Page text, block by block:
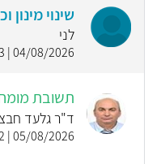
שינוי מינון
לני
04/08/2026 | 19:43
תשובת
ד"ר גלעד
05/08/2026 | 16:02